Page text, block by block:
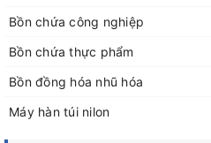
Bồn chứa công nghiệp
Bồn chứa thực phẩm
Bồn đồng hóa nhũ hóa
Máy hàn túi nilon